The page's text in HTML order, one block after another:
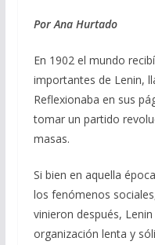
e
b
o
o
k
gr
a
m
Por Ana Hurtado
En 1902 el mundo
importantes de Lenin,
Reflexionaba en sus
tomar un partido
masas.
Si bien en aquella
los fenómenos
vinieron después,
organización lenta y